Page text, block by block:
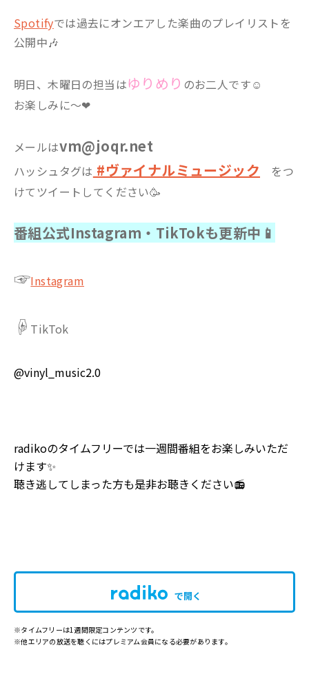
Spotifyでは過去にオンエアした楽曲のプレイリストを
公開中🎶
明日、木曜日の担当はゆりめり のお二人です☺
お楽しみに～❤
メールはvm@joqr.net
ハッシュタグは #ヴァイナルミュージック をつ
けてツイートしてください🥳
番組公式Instagram・TikTokも更新中📱
☞Instagram
☟ TikTok
@vinyl_music2.0
radikoのタイムフリーでは一週間番組をお楽しみいただ
けます✨
聴き逃してしまった方も是非お聴きください📻
で開く
※タイムフリーは1週間限定コンテンツです。
※他エリアの放送を聴くにはプレミアム会員になる必要があります。